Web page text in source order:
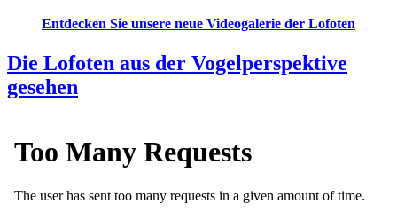
Entdecken Sie unsere neue Videogalerie der Lofoten
Die Lofoten aus der Vogelperspektive
gesehen